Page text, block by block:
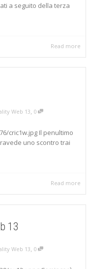
a seguito della terza
Read more
Web 13, 0
cric1w.jpg Il penultimo
uno scontro trai
Read more
13
Web 13, 0